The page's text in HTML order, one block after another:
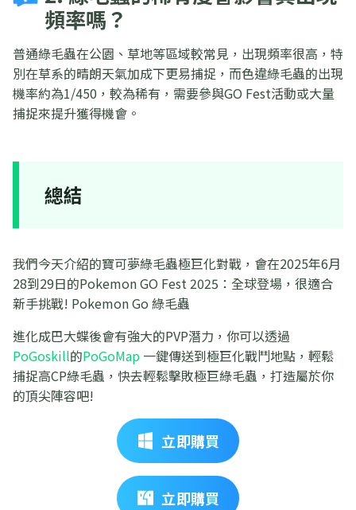
頻率嗎？
普通綠毛蟲在公園、草地等區域較常見，出現頻率很高，特
別在草系的晴朗天氣加成下更易捕捉，而色違綠毛蟲的出現
機率約為1/450，較為稀有，需要參與GO Fest活動或大量
捕捉來提升獲得機會。
總結
我們今天介紹的寶可夢綠毛蟲極巨化對戰，會在2025年6月
28到29日的Pokemon GO Fest 2025：全球登場，很適合
新手挑戰! Pokemon Go 綠毛蟲
進化成巴大蝶後會有強大的PVP潛力，你可以透過
PoGoskill的PoGoMap 一鍵傳送到極巨化戰鬥地點，輕鬆
捕捉高CP綠毛蟲，快去輕鬆擊敗極巨綠毛蟲，打造屬於你
的頂尖陣容吧!
立即購買
立即購買